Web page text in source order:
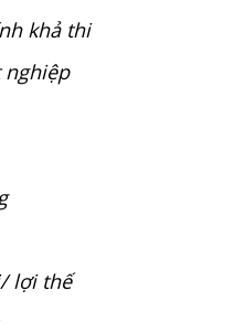
khả thi
nghiệp
lợi thế